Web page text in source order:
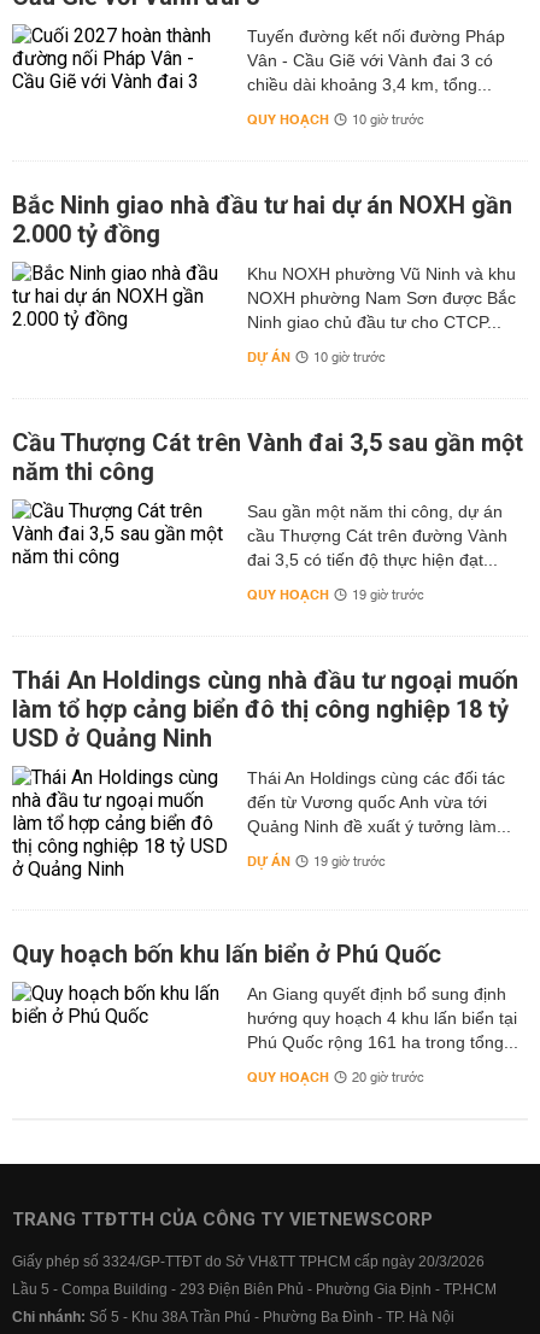
Tuyến đường kết nối đường Pháp
Vân - Cầu Giẽ với Vành đai 3 có
chiều dài khoảng 3,4 km, tổng...
QUY HOẠCH 10 giờ trước
Bắc Ninh giao nhà đầu tư hai dự án NOXH gần
2.000 tỷ đồng
Khu NOXH phường Vũ Ninh và khu
NOXH phường Nam Sơn được Bắc
Ninh giao chủ đầu tư cho CTCP...
DỰ ÁN 10 giờ trước
Cầu Thượng Cát trên Vành đai 3,5 sau gần một
năm thi công
Sau gần một năm thi công, dự án
cầu Thượng Cát trên đường Vành
đai 3,5 có tiến độ thực hiện đạt...
QUY HOẠCH 19 giờ trước
Thái An Holdings cùng nhà đầu tư ngoại muốn
làm tổ hợp cảng biển đô thị công nghiệp 18 tỷ
USD ở Quảng Ninh
Thái An Holdings cùng các đối tác
đến từ Vương quốc Anh vừa tới
Quảng Ninh đề xuất ý tưởng làm...
DỰ ÁN 19 giờ trước
Quy hoạch bốn khu lấn biển ở Phú Quốc
An Giang quyết định bổ sung định
hướng quy hoạch 4 khu lấn biển tại
Phú Quốc rộng 161 ha trong tổng...
QUY HOẠCH 20 giờ trước
TRANG TTĐTTH CỦA CÔNG TY VIETNEWSCORP
Giấy phép số 3324/GP-TTĐT do Sở VH&TT TPHCM cấp ngày 20/3/2026
Lầu 5 - Compa Building - 293 Điện Biên Phủ - Phường Gia Định - TP.HCM
Chi nhánh: Số 5 - Khu 38A Trần Phú - Phường Ba Đình - TP. Hà Nội